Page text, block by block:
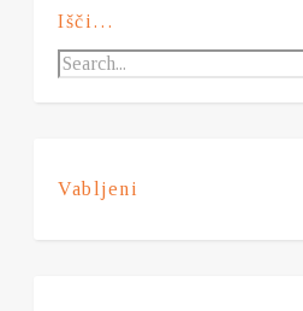
Išči…
Vabljeni